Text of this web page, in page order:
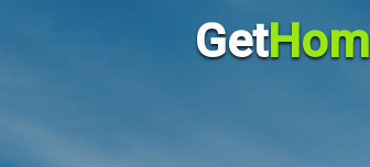
GetHom